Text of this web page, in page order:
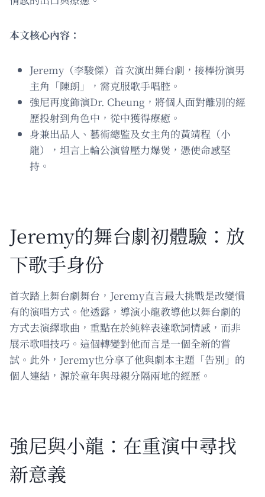
本文核心內容：
Jeremy（李駿傑）首次演出舞台劇，接棒扮演男
主角「陳朗」，需克服歌手唱腔。
強尼再度飾演Dr. Cheung，將個人面對離別的經
歷投射到角色中，從中獲得療癒。
身兼出品人、藝術總監及女主角的黃靖程（小
龍），坦言上輪公演曾壓力爆煲，憑使命感堅
持。
Jeremy的舞台劇初體驗：放
下歌手身份
首次踏上舞台劇舞台，Jeremy直言最大挑戰是改變慣
有的演唱方式。他透露，導演小龍教導他以舞台劇的
方式去演繹歌曲，重點在於純粹表達歌詞情感，而非
展示歌唱技巧。這個轉變對他而言是一個全新的嘗
試。此外，Jeremy也分享了他與劇本主題「告別」的
個人連結，源於童年與母親分隔兩地的經歷。
強尼與小龍：在重演中尋找
新意義